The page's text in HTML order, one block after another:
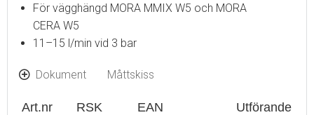
För vägghängd MORA MMIX W5 och MORA
CERA W5
11–15 l/min vid 3 bar
Dokument Måttskiss
Art.nr RSK EAN Utförande